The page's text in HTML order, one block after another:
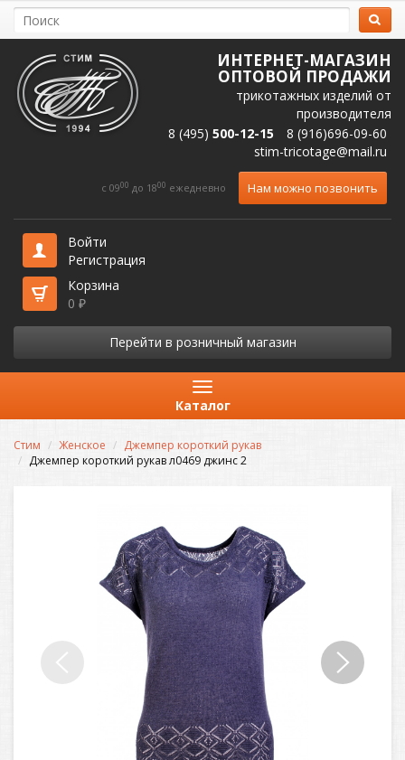
ИНТЕРНЕТ-МАГАЗИН
ОПТОВОЙ ПРОДАЖИ
трикотажных изделий от
производителя
8 (495) 500-12-15
8 (916)696-09-60
stim-tricotage@mail.ru
c 0900 до 1800 ежедневно Нам можно позвонить
Войти
Регистрация
Корзина
0 ₽
Перейти в розничный магазин
Каталог
Стим Женское
Джемпер короткий рукав
Джемпер короткий рукав л0469 джинс 2